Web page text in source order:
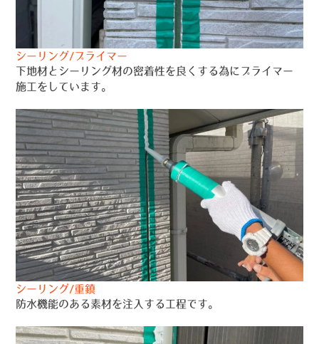
シーリング/プライマー
下地材とシーリング材の密着性を良くする為にプライマー
施工をしています。
シーリング/重鎮
防水機能のある素材を注入する工程です。